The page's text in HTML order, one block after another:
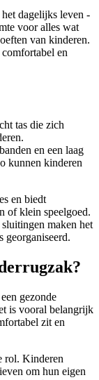
dagelijks leven -
voor alles wat
van kinderen.
en
tas die zich
en een laag
kunnen kinderen
en biedt
of klein speelgoed.
maken het
georganiseerd.
gezonde
is vooral belangrijk
zit en
rol. Kinderen
om hun eigen